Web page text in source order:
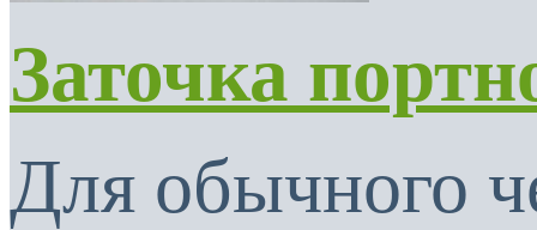
Заточка
Для обычного